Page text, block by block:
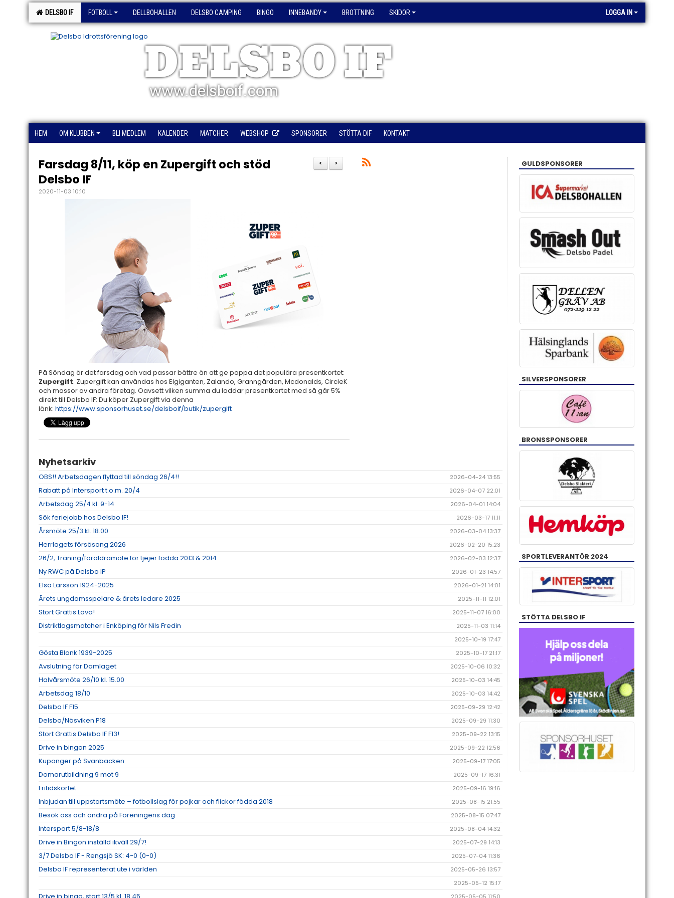
DELSBO IF FOTBOLL DELLBOHALLEN DELSBO CAMPING BINGO INNEBANDY BROTTNING SKIDOR LOGGA IN
DELSBO IF
www.delsboif.com
HEM OM KLUBBEN BLI MEDLEM KALENDER MATCHER WEBSHOP SPONSORER STÖTTA DIF KONTAKT
>
<
Farsdag 8/11, köp en Zupergift och stöd
Delsbo IF
2020-11-03 10:10
På Söndag är det farsdag och vad passar bättre än att ge pappa det populära presentkortet:
Zupergift. Zupergift kan användas hos Elgiganten, Zalando, Granngården, Mcdonalds, CircleK
och massor av andra företag. Oavsett vilken summa du laddar presentkortet med så går 5%
direkt till Delsbo IF: Du köper Zupergift via denna
länk: https://www.sponsorhuset.se/delsboif/butik/zupergift
Nyhetsarkiv
OBS!! Arbetsdagen flyttad till söndag 26/4!! 2026-04-24 13:55
Rabatt på Intersport t.o.m. 20/4 2026-04-07 22:01
Arbetsdag 25/4 kl. 9-14 2026-04-01 14:04
Sök feriejobb hos Delsbo IF! 2026-03-17 11:11
Årsmöte 25/3 kl. 18.00 2026-03-04 13:37
Herrlagets försäsong 2026 2026-02-20 15:23
26/2, Träning/föräldramöte för tjejer födda 2013 & 2014 2026-02-03 12:37
Ny RWC på Delsbo IP 2026-01-23 14:57
Elsa Larsson 1924-2025 2026-01-21 14:01
Årets ungdomsspelare & årets ledare 2025 2025-11-11 12:01
Stort Grattis Lova! 2025-11-07 16:00
Distriktlagsmatcher i Enköping för Nils Fredin
2025-11-03 11:14
2025-10-19 17:47
Gösta Blank 1939-2025 2025-10-17 21:17
Avslutning för Damlaget 2025-10-06 10:32
Halvårsmöte 26/10 kl. 15.00 2025-10-03 14:45
Arbetsdag 18/10 2025-10-03 14:42
Delsbo IF F15 2025-09-29 12:42
Delsbo/Näsviken P18 2025-09-29 11:30
Stort Grattis Delsbo IF F13! 2025-09-22 13:15
Drive in bingon 2025 2025-09-22 12:56
Kuponger på Svanbacken 2025-09-17 17:05
Domarutbildning 9 mot 9 2025-09-17 16:31
Fritidskortet 2025-09-16 19:16
Inbjudan till uppstartsmöte – fotbollslag för pojkar och flickor födda 2018 2025-08-15 21:55
Besök oss och andra på Föreningens dag 2025-08-15 07:47
Intersport 5/8-18/8 2025-08-04 14:32
Drive in Bingon inställd ikväll 29/7! 2025-07-29 14:13
3/7 Delsbo IF - Rengsjö SK: 4-0 (0-0) 2025-07-04 11:36
Delsbo IF representerat ute i världen
2025-05-26 13:57
2025-05-12 15:17
GULDSPONSORER
SILVERSPONSORER
BRONSSPONSORER
SPORTLEVERANTÖR 2024
STÖTTA DELSBO IF